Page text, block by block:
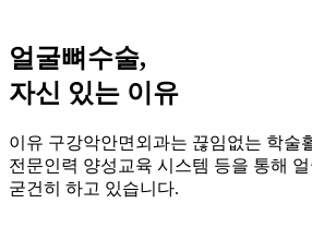
얼굴뼈수술,
자신 있는 이유
이유 구강악안면외과는 끊임없는 학술
전문인력 양성교육 시스템 등을 통해
굳건히 하고 있습니다.